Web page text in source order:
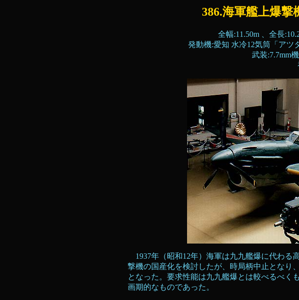
386.海軍艦上爆撃
全幅:11.50m 、全長
発動機:愛知 水冷12気筒「アツ
武装:7.7mm
1937年（昭和12年）海軍は九九艦爆に代わる
撃機の国産化を検討したが、時局柄中止となり
となった。要求性能は九九艦爆とは較べるべく
画期的なものであった。